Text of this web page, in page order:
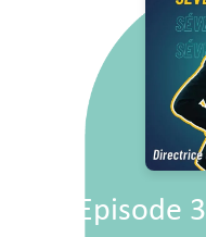
Episode 3